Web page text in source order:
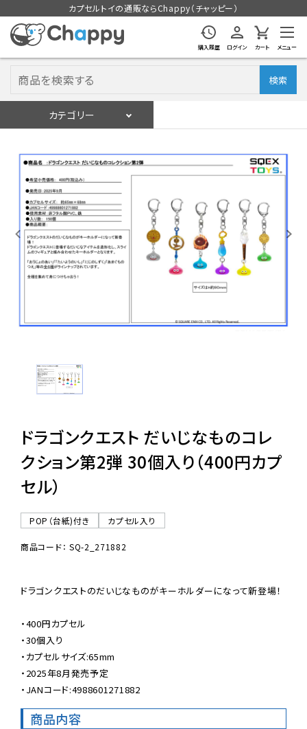
カプセルトイの通販ならChappy（チャッピー）
購入履歴 ログイン カート メニュー
検索
カテゴリー
入荷スケジュールをチェック
カプセルトイマシン本体
カプセルトイ
景品・玩具・文具
ドラゴンクエスト だいじなものコレ
クション第2弾 30個入り（400円カプ
セル）
POP（台紙)付き カプセル入り
商品コード： SQ-2_271882
ドラゴンクエストのだいじなものがキーホルダーになって新登場！
・400円カプセル
・30個入り
・カプセルサイズ:65mm
・2025年8月発売予定
・JANコード:4988601271882
商品内容